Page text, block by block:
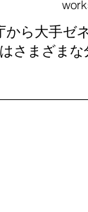
ら大手ゼ
さまざまな